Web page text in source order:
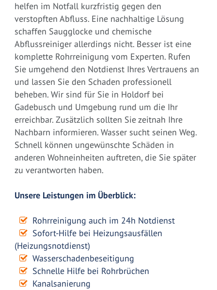
helfen im Notfall kurzfristig gegen den
verstopften Abfluss. Eine nachhaltige Lösung
schaffen Saugglocke und chemische
Abflussreiniger allerdings nicht. Besser ist eine
komplette Rohrreinigung vom Experten. Rufen
Sie umgehend den Notdienst Ihres Vertrauens an
und lassen Sie den Schaden professionell
beheben. Wir sind für Sie in Holdorf bei
Gadebusch und Umgebung rund um die Ihr
erreichbar. Zusätzlich sollten Sie zeitnah Ihre
Nachbarn informieren. Wasser sucht seinen Weg.
Schnell können ungewünschte Schäden in
anderen Wohneinheiten auftreten, die Sie später
zu verantworten haben.
Unsere Leistungen im Überblick:
Rohrreinigung auch im 24h Notdienst
Sofort-Hilfe bei Heizungsausfällen
(Heizungsnotdienst)
Wasserschadenbeseitigung
Schnelle Hilfe bei Rohrbrüchen
Kanalsanierung